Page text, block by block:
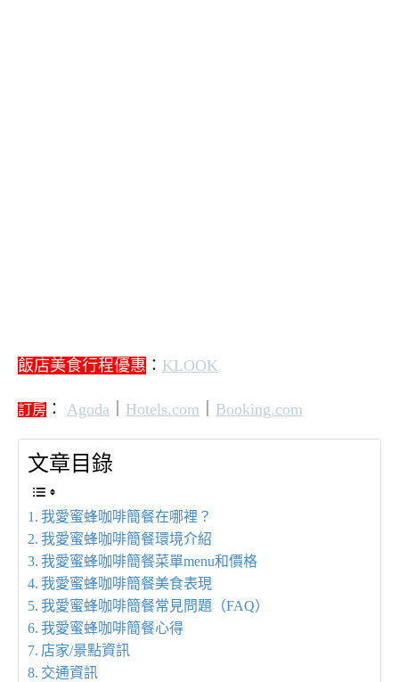
飯店美食行程優惠 ： KLOOK
訂房 ： Agoda Hotels.com Booking.com
文章目錄
我愛蜜蜂咖啡簡餐在哪裡？
我愛蜜蜂咖啡簡餐環境介紹
我愛蜜蜂咖啡簡餐菜單menu和價格
我愛蜜蜂咖啡簡餐美食表現
我愛蜜蜂咖啡簡餐常見問題（FAQ）
我愛蜜蜂咖啡簡餐心得
店家/景點資訊
交通資訊